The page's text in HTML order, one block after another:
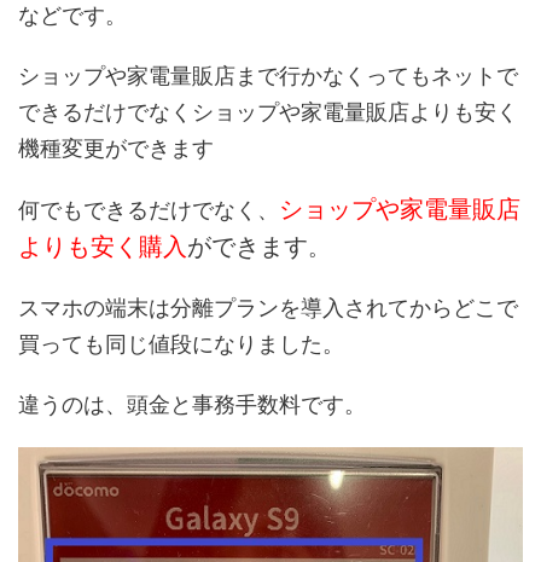
などです。
ショップや家電量販店まで行かなくってもネットで
できるだけでなくショップや家電量販店よりも安く
機種変更ができます
何でもできるだけでなく、 ショップや家電量販店
よりも安く購入ができます。
スマホの端末は分離プランを導入されてからどこで
買っても同じ値段になりました。
違うのは、頭金と事務手数料です。